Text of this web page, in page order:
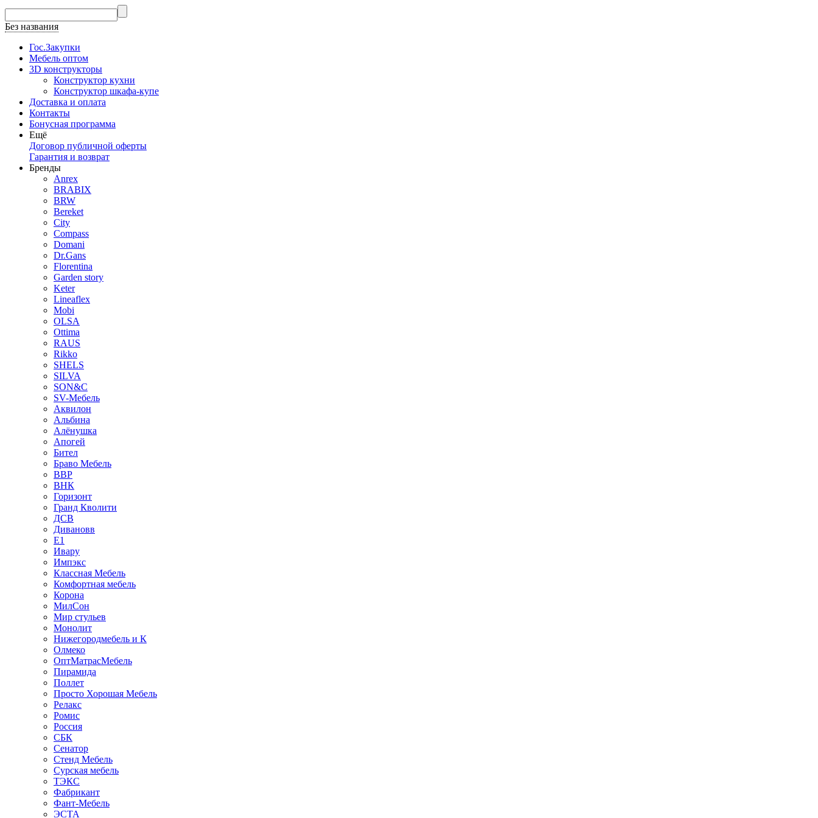
Без названия
Гос.Закупки
Мебель оптом
3D конструкторы
Конструктор кухни
Конструктор шкафа-купе
Доставка и оплата
Контакты
Бонусная программа
Ещё
Договор публичной оферты
Гарантия и возврат
Бренды
Anrex
BRABIX
BRW
Bereket
City
Compass
Domani
Dr.Gans
Florentina
Garden story
Keter
Lineaflex
Mobi
OLSA
Ottima
RAUS
Rikko
SHELS
SILVA
SON&C
SV-Мебель
Аквилон
Альбина
Алёнушка
Апогей
Бител
Браво Мебель
ВВР
ВНК
Горизонт
Гранд Кволити
ДСВ
Дивановв
Е1
Ивару
Импэкс
Классная Мебель
Комфортная мебель
Корона
МилСон
Мир стульев
Монолит
Нижегородмебель и К
Олмеко
ОптМатрасМебель
Пирамида
Поллет
Просто Хорошая Мебель
Релакс
Ромис
Россия
СБК
Сенатор
Стенд Мебель
Сурская мебель
ТЭКС
Фабрикант
Фант-Мебель
ЭСТА